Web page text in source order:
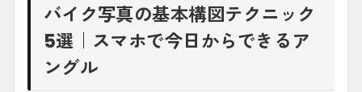
バイク写真の基本構図テクニック
5選｜スマホで今日からできるア
ングル